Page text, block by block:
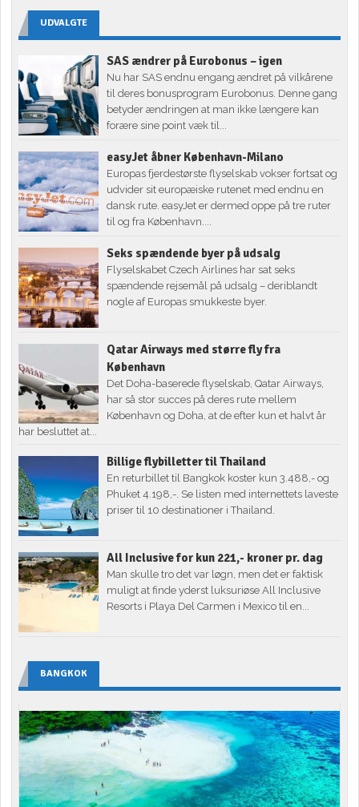
UDVALGTE
SAS ændrer på Eurobonus – igen
Nu har SAS endnu engang ændret på vilkårene
til deres bonusprogram Eurobonus. Denne gang
betyder ændringen at man ikke længere kan
forære sine point væk til...
easyJet åbner København-Milano
Europas fjerdestørste flyselskab vokser fortsat og
udvider sit europæiske rutenet med endnu en
dansk rute. easyJet er dermed oppe på tre ruter
til og fra København....
Seks spændende byer på udsalg
Flyselskabet Czech Airlines har sat seks
spændende rejsemål på udsalg – deriblandt
nogle af Europas smukkeste byer.
Qatar Airways med større fly fra
København
Det Doha-baserede flyselskab, Qatar Airways,
har så stor succes på deres rute mellem
København og Doha, at de efter kun et halvt år
har besluttet at...
Billige flybilletter til Thailand
En returbillet til Bangkok koster kun 3.488,- og
Phuket 4.198,-. Se listen med internettets laveste
priser til 10 destinationer i Thailand.
All Inclusive for kun 221,- kroner pr. dag
Man skulle tro det var løgn, men det er faktisk
muligt at finde yderst luksuriøse All Inclusive
Resorts i Playa Del Carmen i Mexico til en...
BANGKOK